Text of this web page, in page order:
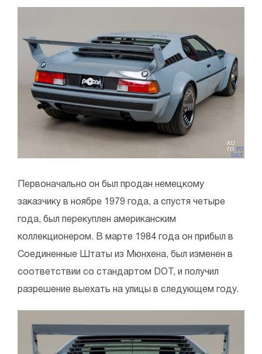
Первоначально он был продан немецкому
заказчику в ноябре 1979 года, а спустя четыре
года, был перекуплен американским
коллекционером. В марте 1984 года он прибыл в
Соединенные Штаты из Мюнхена, был изменен в
соответствии со стандартом DOT, и получил
разрешение выехать на улицы в следующем году.